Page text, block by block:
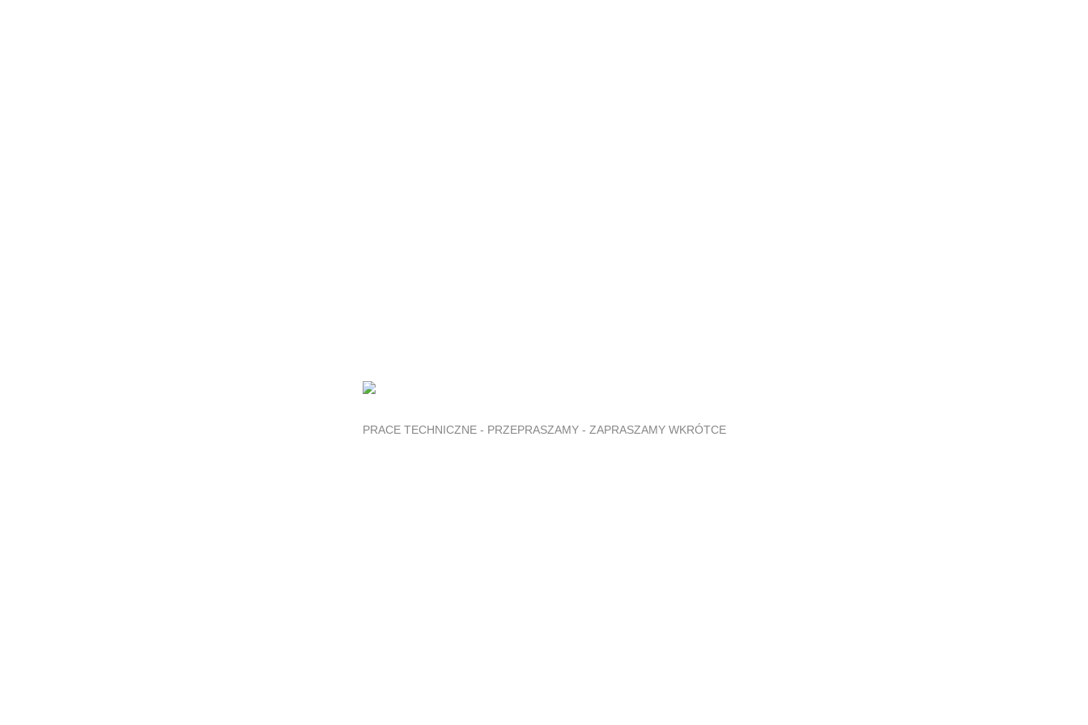
PRACE TECHNICZNE - PRZEPRASZAMY - ZAPRASZAMY WKRÓTCE